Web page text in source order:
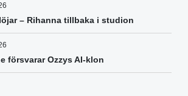
– Rihanna tillbaka i studion
försvarar Ozzys AI-klon